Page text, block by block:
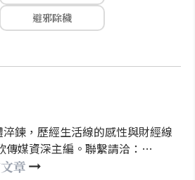
避邪除穢
鍊，歷經生活線的感性與財經線
傳媒資深主編。聯繫請洽：
章